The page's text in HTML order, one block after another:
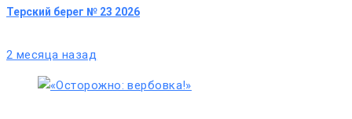
Терский берег № 23 2026
2 месяца назад